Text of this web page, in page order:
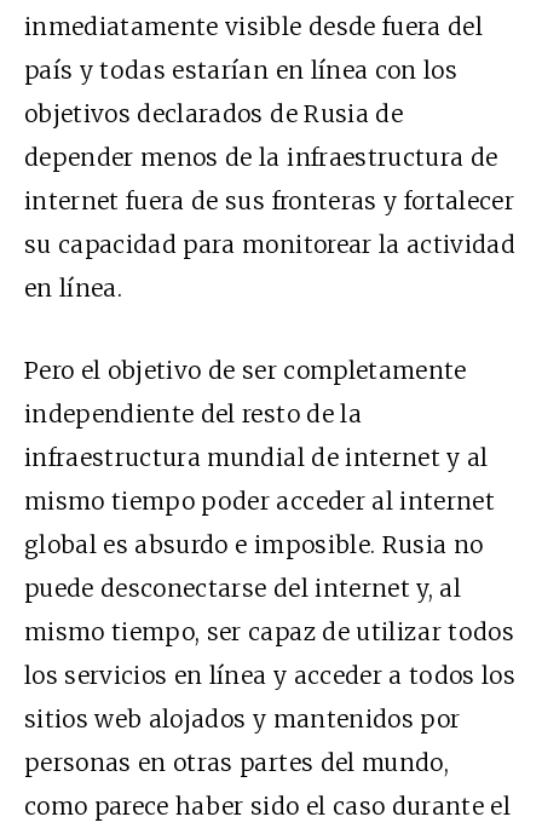
inmediatamente visible desde fuera del
país y todas estarían en línea con los
objetivos declarados de Rusia de
depender menos de la infraestructura de
internet fuera de sus fronteras y fortalecer
su capacidad para monitorear la actividad
en línea.
Pero el objetivo de ser completamente
independiente del resto de la
infraestructura mundial de internet y al
mismo tiempo poder acceder al internet
global es absurdo e imposible. Rusia no
puede desconectarse del internet y, al
mismo tiempo, ser capaz de utilizar todos
los servicios en línea y acceder a todos los
sitios web alojados y mantenidos por
personas en otras partes del mundo,
como parece haber sido el caso durante el